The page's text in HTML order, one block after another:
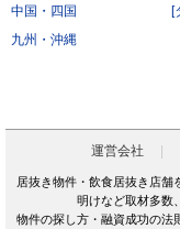
中国・四国
九州・沖縄
[
運営会社
居抜き物件・飲食居抜き店
明けなど取材多数
物件の探し方・融資成功の法